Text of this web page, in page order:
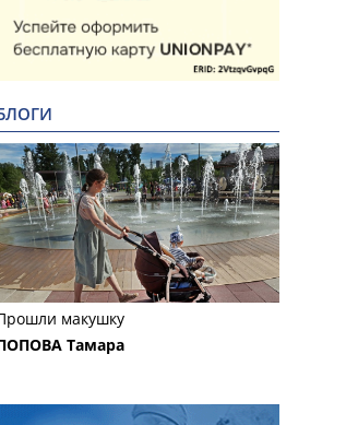
макушку
Тамара